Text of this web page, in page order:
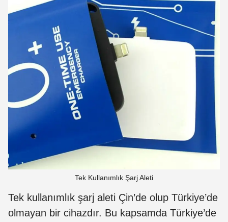
Tek Kullanımlık Şarj Aleti
Tek kullanımlık şarj aleti Çin’de olup Türkiye’de
olmayan bir cihazdır. Bu kapsamda Türkiye’de